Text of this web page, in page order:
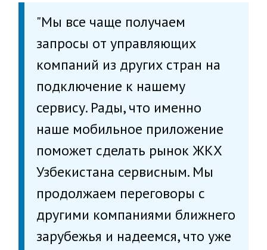
"Мы все чаще получаем
запросы от управляющих
компаний из других стран на
подключение к нашему
сервису. Рады, что именно
наше мобильное приложение
поможет сделать рынок ЖКХ
Узбекистана сервисным. Мы
продолжаем переговоры с
другими компаниями ближнего
зарубежья и надеемся, что уже